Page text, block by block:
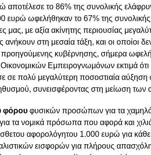
αποτέλεσε το 86% της συνολικής
ευρώ ωφελήθηκαν το 67% της
μας, με αξία ακίνητης περιουσίας
ανήκουν στη μεσαία τάξη, και οι οποίοι
προηγούμενης κυβέρνησης, σήμερα
Εμπειρογνωμόνων εκτιμά
σε πολύ μεγαλύτερη ποσοστιαία
συνεισφέροντας στη μείωση των
φόρου φυσικών προσώπων για τα
τα νομικά πρόσωπα που αφορά και
αφορολόγητου 1.000 ευρώ για κάθε
εισφορών για πλήρους